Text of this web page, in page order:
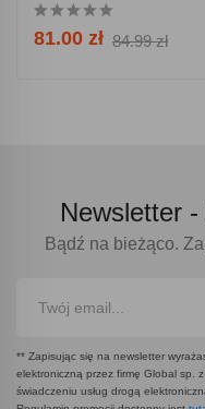
81.00 zł 84.99 zł
Newsletter -
Bądź na bieżąco.
** Zapisując się na newsletter
elektroniczną przez firmę Global sp.
świadczeniu usług drogą